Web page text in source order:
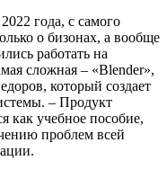
года, с самого
о бизонах, а вообще
работать на
сложная – «Blender»,
который создает
– Продукт
как учебное пособие,
проблем всей